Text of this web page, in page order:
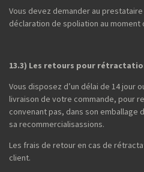
Vous devez demander au
déclaration de spoliation au moment
13.3) Les retours pour
Vous disposez d’un délai de 14 jour
livraison de votre commande, pour
convenant pas, dans son
sa recommercialisassions.
Les frais de retour en cas de
client.